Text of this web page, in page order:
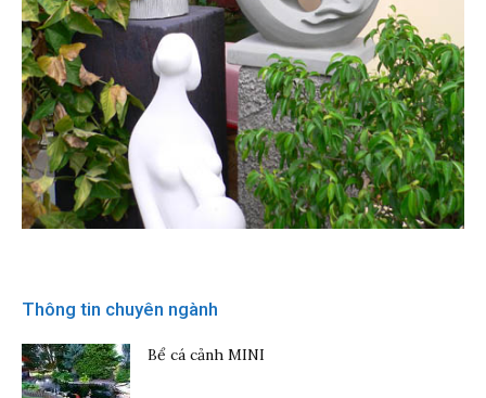
Thông tin chuyên ngành
Bể cá cảnh MINI